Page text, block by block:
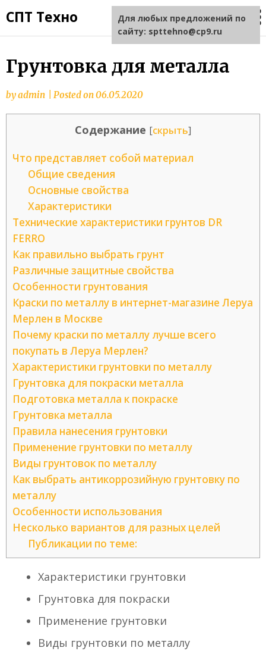
СПТ Техно
Грунтовка для металла
byadmin Posted on06.05.2020
Содержание [скрыть]
Что представляет собой материал
Общие сведения
Основные свойства
Характеристики
Технические характеристики грунтов DR
FERRO
Как правильно выбрать грунт
Различные защитные свойства
Особенности грунтования
Краски по металлу в интернет-магазине Леруа
Мерлен в Москве
Почему краски по металлу лучше всего
покупать в Леруа Мерлен?
Характеристики грунтовки по металлу
Грунтовка для покраски металла
Подготовка металла к покраске
Грунтовка металла
Правила нанесения грунтовки
Применение грунтовки по металлу
Виды грунтовок по металлу
Как выбрать антикоррозийную грунтовку по
металлу
Особенности использования
Несколько вариантов для разных целей
Публикации по теме:
Характеристики грунтовки
Грунтовка для покраски
Применение грунтовки
Виды грунтовки по металлу
Для любых предложений по
сайту: spttehno@cp9.ru